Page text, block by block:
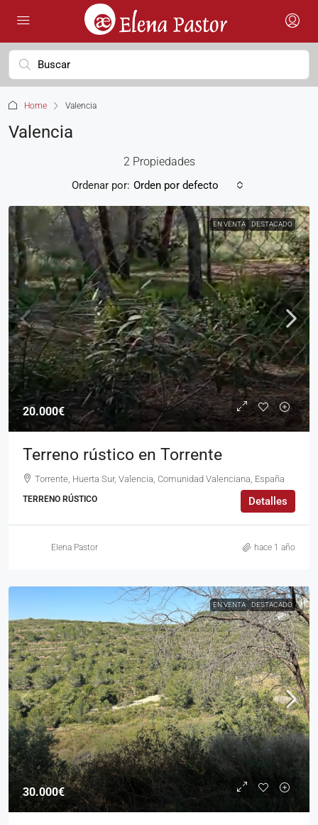
Home Valencia
Valencia
2 Propiedades
Ordenar por: Orden por defecto
EN VENTA DESTACADO
20.000€
Terreno rústico en Torrente
Torrente, Huerta Sur, Valencia, Comunidad Valenciana, España
TERRENO RÚSTICO Detalles
Elena Pastor hace 1 año
EN VENTA DESTACADO
30.000€